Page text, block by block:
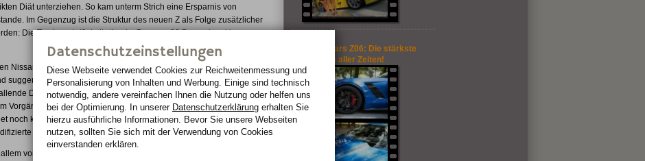
Diät unterziehen. So kam unterm Strich eine Ersparnis von
Im Gegenzug ist die Struktur des neuen Z als Folge zusätzlicher
Die Torsionssteifigkeit stieg im Bug- um 30 Prozent und im
Nissan GT-R Der Fahrzeugkörper des Nissan 370Z wirkt
suggeriert schon optisch eine starke Vorwärtsbewegung und einen
Dach soll an den Nissan GT-R erinnern. Die Scheinwerfer (mit Bi-
Vorgänger, die Flanken wirken noch muskulöser und das Heck mit
noch knackiger. Zugleich erhielt der vordere Kühllufteinlass eine
Schwellerleiste.
vom nach oben gezogenen hinteren Seitenfenster bestimmt. Es
GeigerCars Z06: Die stärkste
Corvette aller Zeiten!
Datenschutzeinstellungen
Diese Webseite verwendet Cookies zur Reichweiten­messung und
Personalisierung von Inhalten und Werbung. Einige sind technisch
notwendig, andere vereinfachen Ihnen die Nutzung oder helfen uns
bei der Optimierung. In unserer Datenschutzerklärung erhalten Sie
hierzu ausführliche Informationen. Bevor Sie unsere Webseiten
nutzen, sollten Sie sich mit der Verwendung von Cookies
einverstanden erklären.